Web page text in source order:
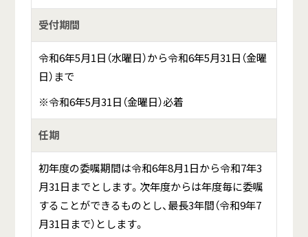
受付期間
令和6年5月1日（水曜日）から令和6年5月31日（金曜
日）まで
※令和6年5月31日（金曜日）必着
任期
初年度の委嘱期間は令和6年8月1日から令和7年3
月31日までとします。次年度からは年度毎に委嘱
することができるものとし、最長3年間（令和9年7
月31日まで）とします。